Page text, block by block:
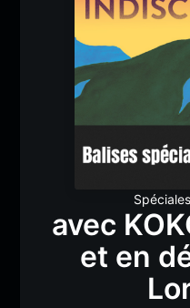
avec
et en